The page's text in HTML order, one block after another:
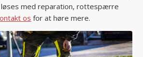
med reparation, rottespærre
os for at høre mere.